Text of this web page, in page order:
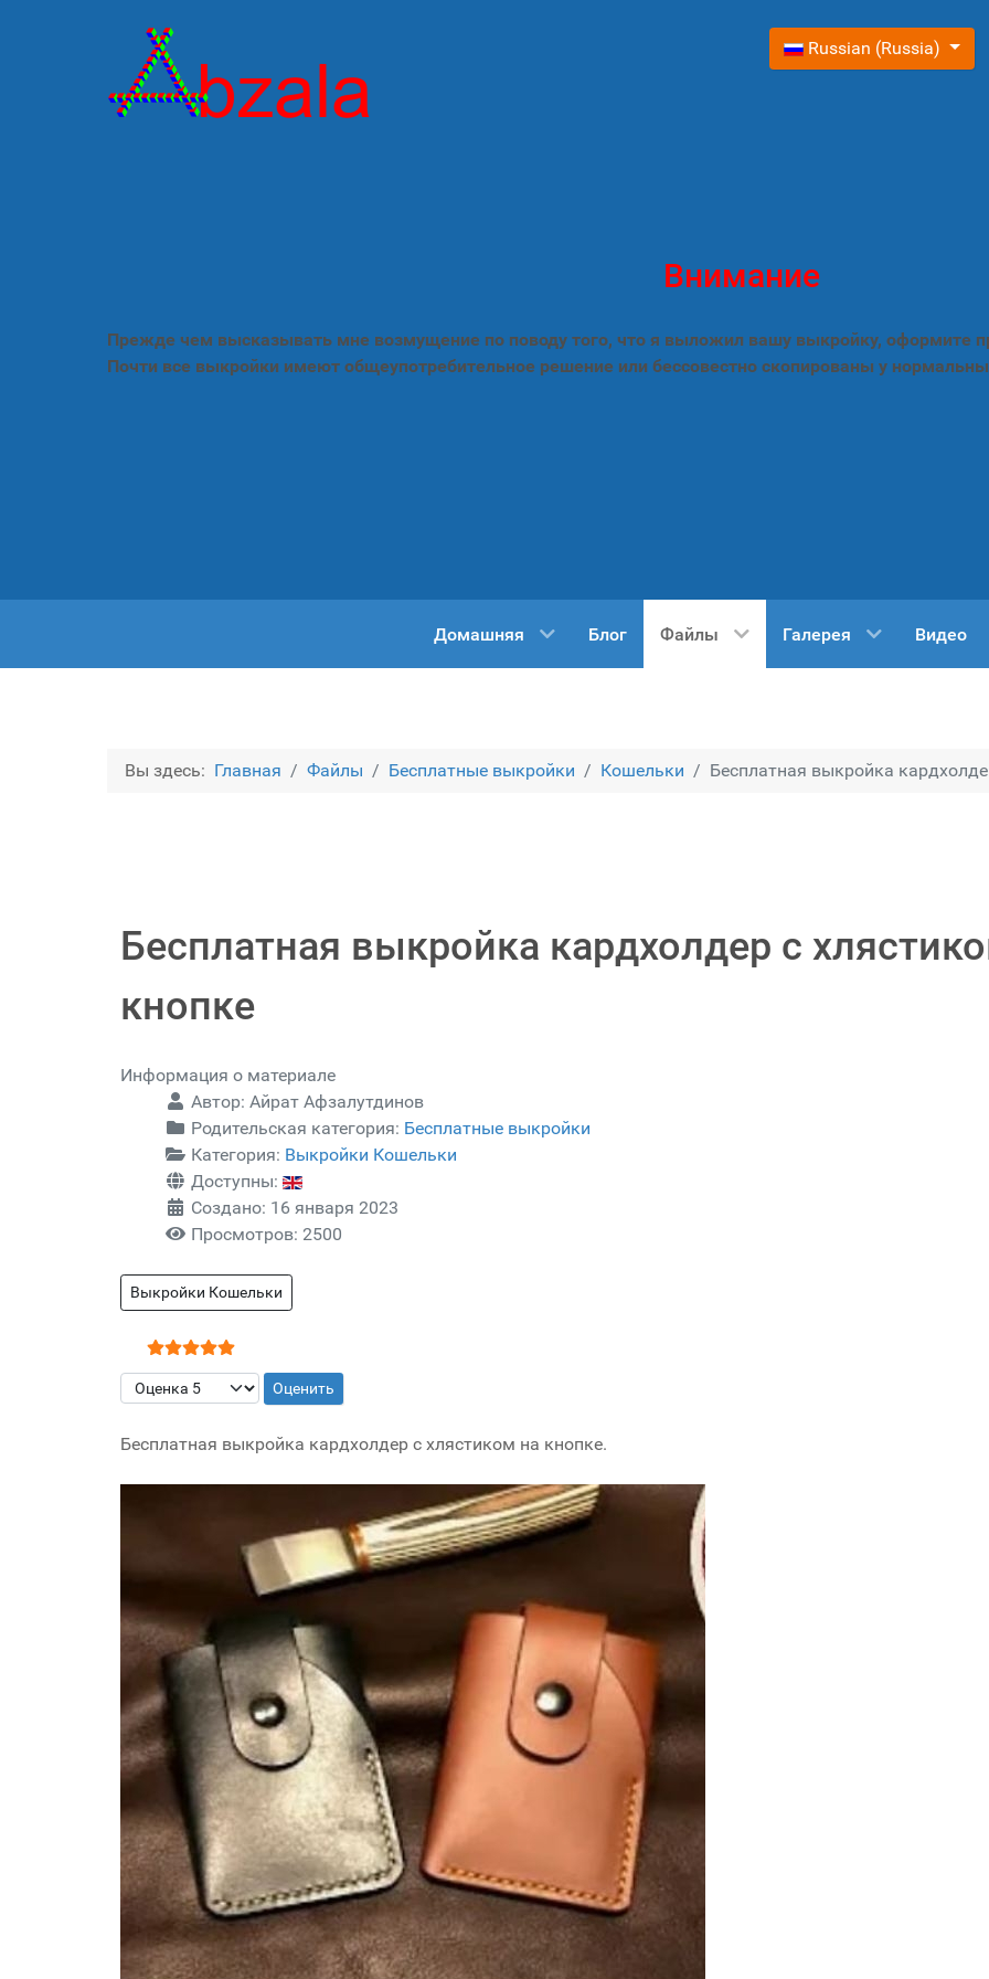
Выберите язык
Russian (Russia)
Внимание
Прежде чем высказывать мне возмущение по поводу того, что я выложил вашу выкройку, оформите
Почти все выкройки имеют общеупотребительное решение или бессовестно скопированы у
Домашняя Блог Файлы Галерея Видео
Вы здесь: Главная Файлы Бесплатные выкройки Кошельки Бесплатная выкройка
Бесплатная выкройка кардхолдер с
кнопке
Информация о материале
Автор: Айрат Афзалутдинов
Родительская категория: Бесплатные выкройки
Категория: Выкройки Кошельки
Доступны:
Создано: 16 января 2023
Просмотров: 2500
Выкройки Кошельки
Рейтинг:5/5
Пожалуйста, оцените
Бесплатная выкройка кардхолдер с хлястиком на кнопке.